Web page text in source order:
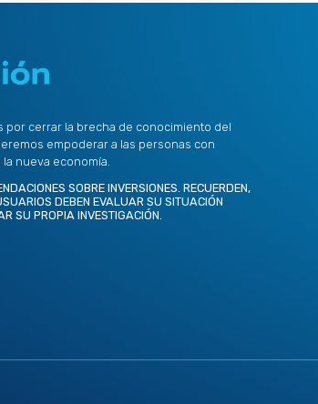
cerrar la brecha de conocimiento del
empoderar a las personas con
nueva economía.
SOBRE INVERSIONES. RECUERDEN,
DEBEN EVALUAR SU SITUACIÓN
SU PROPIA INVESTIGACIÓN.